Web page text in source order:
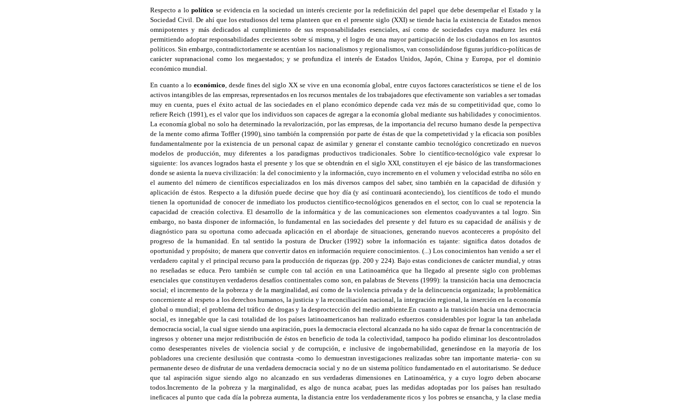
Respecto a lopolítico se evidencia en la sociedad un interés creciente por la redefinición del papel que debe desempeñar el Estado y la
Sociedad Civil. De ahí que los estudiosos del tema planteen que en el presente siglo (XXI) se tiende hacia la existencia de Estados menos
omnipotentes y más dedicados al cumplimiento de sus responsabilidades esenciales, así como de sociedades cuya madurez les está
permitiendo adoptar responsabilidades crecientes sobre sí misma, y el logro de una mayor participación de los ciudadanos en los asuntos
políticos. Sin embargo, contradictoriamente se acentúan los nacionalismos y regionalismos, van consolidándose figuras jurídico-políticas de
carácter supranacional como los megaestados; y se profundiza el interés de Estados Unidos, Japón, China y Europa, por el dominio
económico mundial.
En cuanto a lo económico , desde fines del siglo XX se vive en una economía global, entre cuyos factores característicos se tiene el de los
activos intangibles de las empresas, representados en los recursos mentales de los trabajadores que efectivamente son variables a ser tomadas
muy en cuenta, pues el éxito actual de las sociedades en el plano económico depende cada vez más de su competitividad que, como lo
refiere Reich (1991), es el valor que los individuos son capaces de agregar a la economía global mediante sus habilidades y conocimientos.
La economía global no solo ha determinado la revalorización, por las empresas, de la importancia del recurso humano desde la perspectiva
de la mente como afirma Toffler (1990), sino también la comprensión por parte de éstas de que la competetividad y la eficacia son posibles
fundamentalmente por la existencia de un personal capaz de asimilar y generar el constante cambio tecnológico concretizado en nuevos
modelos de producción, muy diferentes a los paradigmas productivos tradicionales. Sobre lo científico-tecnológico vale expresar lo
siguiente: los avances logrados hasta el presente y los que se obtendrán en el siglo XXI, constituyen el eje básico de las transformaciones
donde se asienta la nueva civilización: la del conocimiento y la información, cuyo incremento en el volumen y velocidad estriba no sólo en
el aumento del número de científicos especializados en los más diversos campos del saber, sino también en la capacidad de difusión y
aplicación de éstos. Respecto a la difusión puede decirse que hoy día (y así continuará aconteciendo), los científicos de todo el mundo
tienen la oportunidad de conocer de inmediato los productos científico-tecnológicos generados en el sector, con lo cual se repotencia la
capacidad de creación colectiva. El desarrollo de la informática y de las comunicaciones son elementos coadyuvantes a tal logro. Sin
embargo, no basta disponer de información, lo fundamental en las sociedades del presente y del futuro es su capacidad de análisis y de
diagnóstico para su oportuna como adecuada aplicación en el abordaje de situaciones, generando nuevos aconteceres a propósito del
progreso de la humanidad. En tal sentido la postura de Drucker (1992) sobre la información es tajante: significa datos dotados de
oportunidad y propósito; de manera que convertir datos en información requiere conocimientos. (...) Los conocimientos han venido a ser el
verdadero capital y el principal recurso para la producción de riquezas (pp. 200 y 224). Bajo estas condiciones de carácter mundial, y otras
no reseñadas se educa. Pero también se cumple con tal acción en una Latinoamérica que ha llegado al presente siglo con problemas
esenciales que constituyen verdaderos desafíos continentales como son, en palabras de Stevens (1999): la transición hacia una democracia
social; el incremento de la pobreza y de la marginalidad, así como de la violencia privada y de la delincuencia organizada; la problemática
concerniente al respeto a los derechos humanos, la justicia y la reconciliación nacional, la integración regional, la inserción en la economía
global o mundial; el problema del tráfico de drogas y la desproctección del medio ambiente.En cuanto a la transición hacia una democracia
social, es innegable que la casi totalidad de los países latinoamericanos han realizado esfuerzos considerables por lograr la tan anhelada
democracia social, la cual sigue siendo una aspiración, pues la democracia electoral alcanzada no ha sido capaz de frenar la concentración de
ingresos y obtener una mejor redistribución de éstos en beneficio de toda la colectividad, tampoco ha podido eliminar los descontrolados
como desesperantes niveles de violencia social y de corrupción, e inclusive de ingobernabilidad, generándose en la mayoría de los
pobladores una creciente desilusión que contrasta -como lo demuestran investigaciones realizadas sobre tan importante materia- con su
permanente deseo de disfrutar de una verdadera democracia social y no de un sistema político fundamentado en el autoritarismo. Se deduce
que tal aspiración sigue siendo algo no alcanzado en sus verdaderas dimensiones en Latinoamérica, y a cuyo logro deben abocarse
todos.Incremento de la pobreza y la marginalidad, es algo de nunca acabar, pues las medidas adoptadas por los países han resultado
ineficaces al punto que cada día la pobreza aumenta, la distancia entre los verdaderamente ricos y los pobres se ensancha, y la clase media